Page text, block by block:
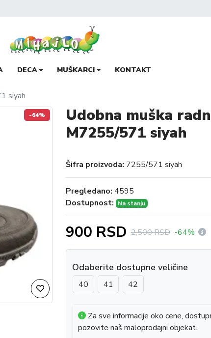
DECA MUŠKARCI KONTAKT
siyah
-64%
Udobna muška
M7255/571 siyah
Šifra proizvoda: 7255/571 siyah
Pregledano: 4595
Dostupnost:
Na stanju
900 RSD 2,500 RSD -64%
Odaberite dostupne veličine
40 41 42
Za sve informacije oko cene,
pozovite naš maloprodajni objekat.